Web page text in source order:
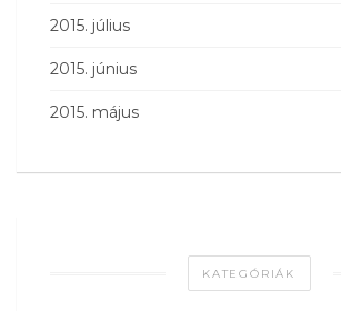
2015. július
2015. június
2015. május
KATEGÓRIÁK